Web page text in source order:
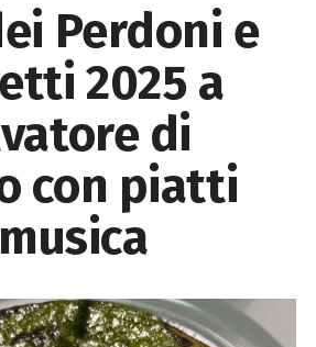
Perdoni e
2025 a
di
con piatti